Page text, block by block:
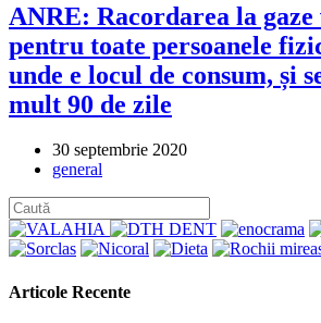
ANRE: Racordarea la
pentru toate persoanele
unde e locul de consum, și
mult 90 de zile
Post
published:
30 septembrie 2020
Post
general
Articole Recente